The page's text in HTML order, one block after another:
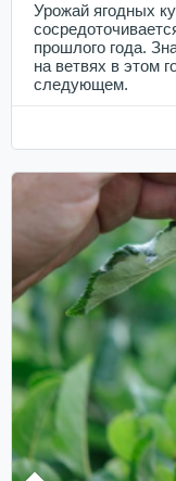
Урожай ягодных
прошлого года.
на ветвях в этом
следующем.